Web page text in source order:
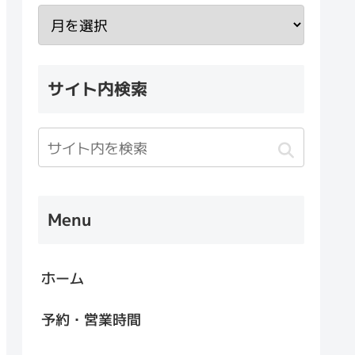
サイト内検索
Menu
ホーム
予約・営業時間